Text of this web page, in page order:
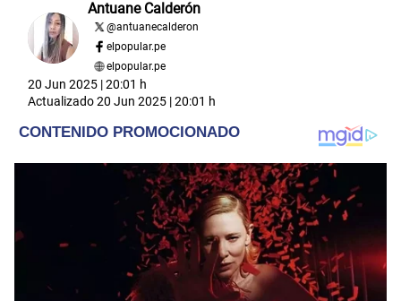
Antuane Calderón
@antuanecalderon
elpopular.pe
elpopular.pe
20 Jun 2025 | 20:01 h
Actualizado20 Jun 2025 | 20:01 h